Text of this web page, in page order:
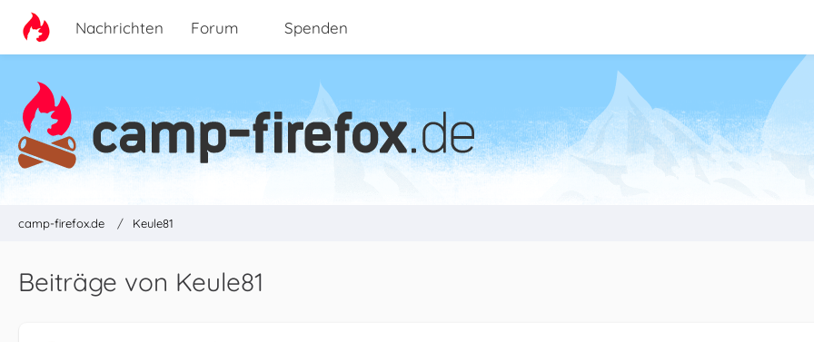
Nachrichten Forum Spenden
camp-firefox.de Keule81
Beiträge von Keule81